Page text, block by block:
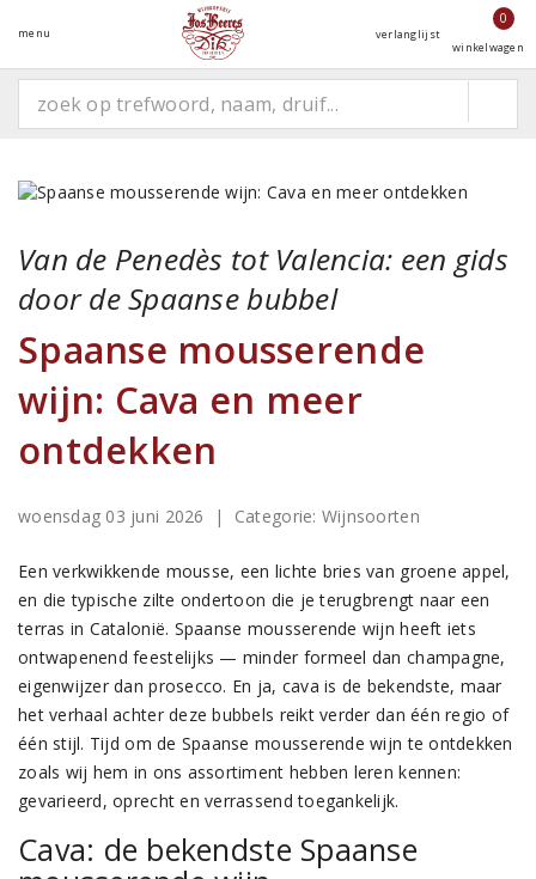
menu verlanglijst
0
winkelwagen
Van de Penedès tot Valencia: een gids
door de Spaanse bubbel
Spaanse mousserende
wijn: Cava en meer
ontdekken
woensdag 03 juni 2026 | Categorie: Wijnsoorten
Een verkwikkende mousse, een lichte bries van groene appel,
en die typische zilte ondertoon die je terugbrengt naar een
terras in Catalonië. Spaanse mousserende wijn heeft iets
ontwapenend feestelijks — minder formeel dan champagne,
eigenwijzer dan prosecco. En ja, cava is de bekendste, maar
het verhaal achter deze bubbels reikt verder dan één regio of
één stijl. Tijd om de Spaanse mousserende wijn te ontdekken
zoals wij hem in ons assortiment hebben leren kennen:
gevarieerd, oprecht en verrassend toegankelijk.
Cava: de bekendste Spaanse